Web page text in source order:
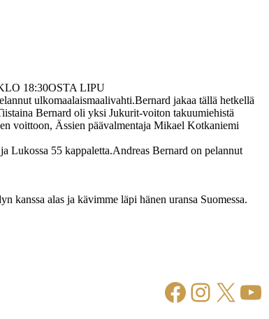
18:30OSTA LIPU
ulkomaalaismaalivahti.Bernard jakaa tällä hetkellä
Bernard oli yksi Jukurit-voiton takuumiehistä
voittoon, Ässien päävalmentaja Mikael Kotkaniemi
Lukossa 55 kappaletta.Andreas Bernard on pelannut
alas ja kävimme läpi hänen uransa Suomessa.
Facebook
X